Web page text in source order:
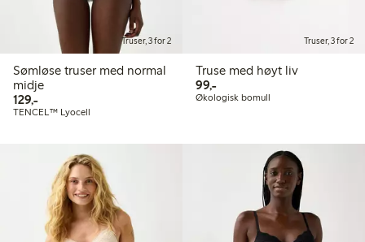
Truser, 3 for 2
Sømløse truser med normal
midje
129,-129,00 kr
TENCEL™ Lyocell
Truser, 3 for 2
Truse med høyt liv
99,-99,00 kr
Økologisk bomull